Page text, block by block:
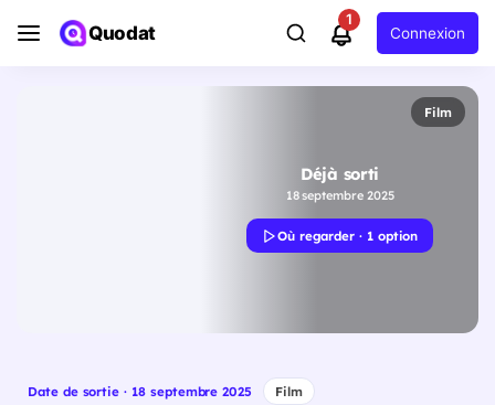
Quodat
1
Connexion
Film
Déjà sorti
18 septembre 2025
Où regarder · 1 option
Date de sortie · 18 septembre 2025 Film